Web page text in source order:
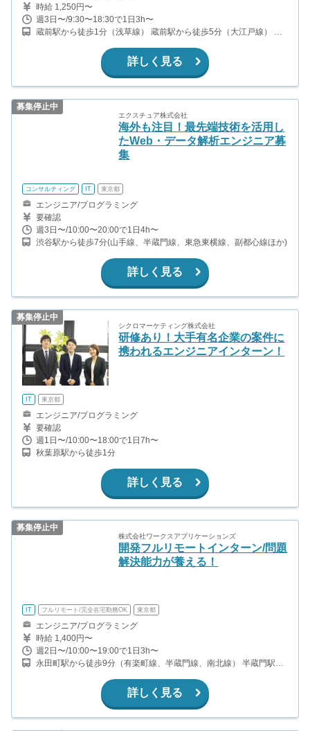
時給 1,250円〜
週3日〜/9:30〜18:30で1日3h〜
蔵前駅から徒歩1分（浅草線） 蔵前駅から徒歩5分（大江戸線） 浅
徒歩14分（つくばエクスプレス、大江戸線）
詳しく見る
募集停止中
エクスチュア株式会社
海外も注目！最先端技術を活用し
たWeb・データ解析エンジニア募
集
コンサルティング IT 東京都
エンジニア/プログラミング
要確認
週3日〜/10:00〜20:00で1日4h〜
渋谷駅から徒歩7分(山手線、半蔵門線、東急東横線、副都心線ほか)
詳しく見る
募集停止中
シクロマーケティング株式会社
研修あり！大手有名企業の案件に
携われるエンジニアインターン！
IT 東京都
エンジニア/プログラミング
要確認
週1日〜/10:00〜18:00で1日7h〜
秋葉原駅から徒歩1分
詳しく見る
募集停止中
株式会社ワークスアプリケーションズ
開発フルリモートインターン/問題
解決能力が養える！
IT フルリモート/完全在宅勤務OK 東京都
エンジニア/プログラミング
時給 1,400円〜
週2日〜/10:00〜19:00で1日3h〜
永田町駅から徒歩9分（有楽町線、半蔵門線、南北線） 半蔵門駅か
詳しく見る